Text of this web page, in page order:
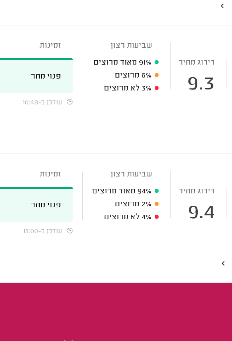
דירוג מחיר
9.3
שביעות רצון
91% מאוד מרוצים
6% מרוצים
3% לא מרוצים
זמינות
פנוי מחר
עודכן ב-10:48
דירוג מחיר
9.4
שביעות רצון
94% מאוד מרוצים
2% מרוצים
4% לא מרוצים
זמינות
פנוי מחר
עודכן ב-13:00